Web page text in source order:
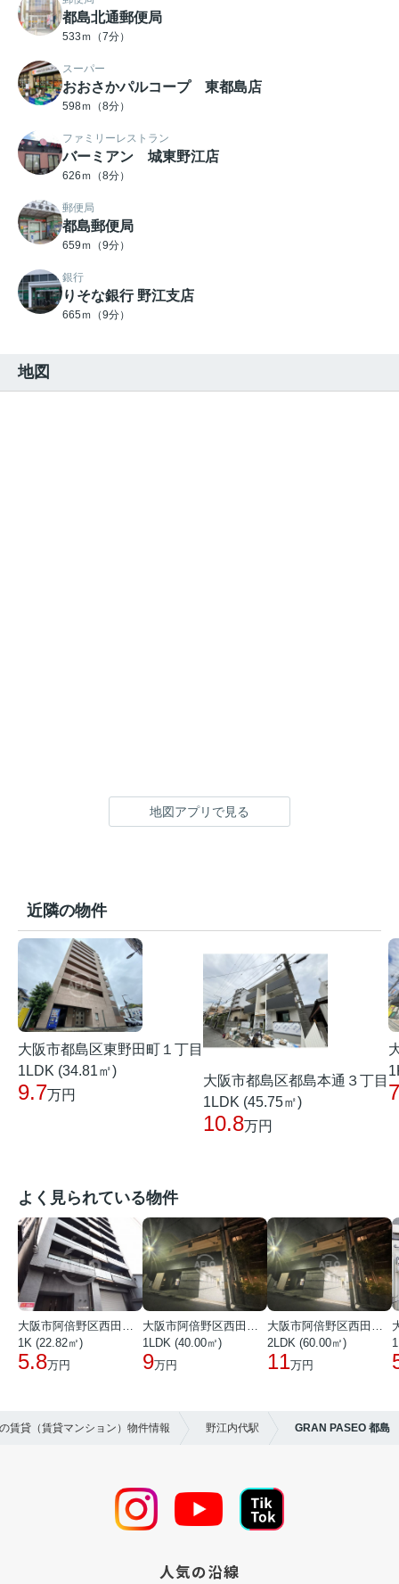
都島北通郵便局
533ｍ（7分）
スーパー
おおさかパルコープ 東都島店
598ｍ（8分）
ファミリーレストラン
バーミアン 城東野江店
626ｍ（8分）
郵便局
都島郵便局
659ｍ（9分）
銀行
りそな銀行 野江支店
665ｍ（9分）
地図
地図アプリで見る
近隣の物件
大阪市都島区東野田町１丁目
1LDK (34.81㎡)
9.7万円
大阪市都島区都島本通３丁目
1LDK (45.75㎡)
10.8万円
7
よく見られている物件
1K (22.82㎡)
5.8万円
1LDK (40.00㎡)
9万円
2LDK (60.00㎡)
11万円
賃貸（賃貸マンション）物件情報 野江内代駅 GRAN PASEO 都島
人気の沿線